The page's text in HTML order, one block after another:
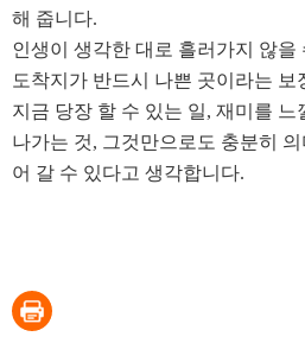
해 줍니다.
인생이 생각한 대로 흘러가지 않을
도착지가 반드시 나쁜 곳이라는 보
지금 당장 할 수 있는 일, 재미를 느
나가는 것, 그것만으로도 충분히
어 갈 수 있다고 생각합니다.